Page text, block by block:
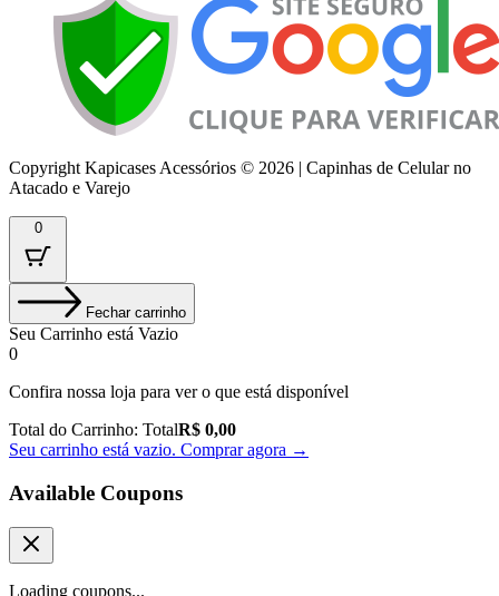
Copyright Kapicases Acessórios © 2026 | Capinhas de Celular no
Atacado e Varejo
0
Fechar carrinho
Seu Carrinho está Vazio
0
Confira nossa loja para ver o que está disponível
Total do Carrinho: TotalR$ 0,00
Seu carrinho está vazio. Comprar agora →
Available Coupons
Loading coupons...